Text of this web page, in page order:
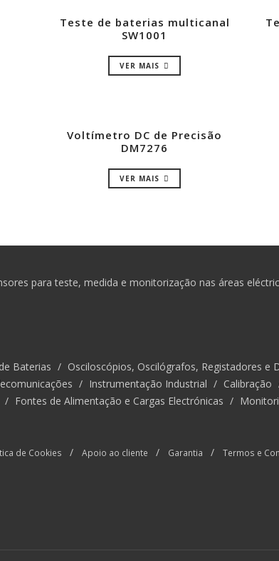
Teste de baterias multicanal
SW1001
VER MAIS
Voltímetro DC de Precisão
DM7276
VER MAIS
para teste, medida e monitorização nas áreas
Baterias / Osciloscópios, Oscilógrafos, Registadores e
/ Instrumentação Industrial / Calibração
/ Fontes de Alimentação e Cargas Electrónicas /
de Cookies / Apoio ao cliente / Garantia / Termos e